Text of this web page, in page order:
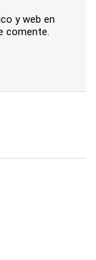
y web en
comente.